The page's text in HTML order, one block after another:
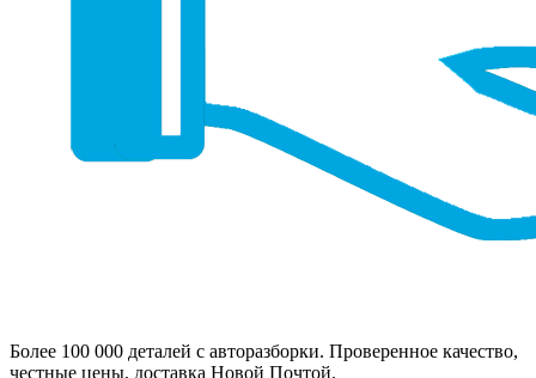
Более 100 000 деталей с авторазборки. Проверенное качество,
честные цены, доставка Новой Почтой.